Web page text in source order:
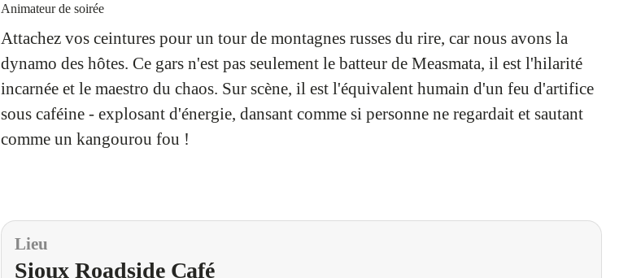
Animateur de soirée
Attachez vos ceintures pour un tour de montagnes russes du rire, car nous avons la
dynamo des hôtes. Ce gars n'est pas seulement le batteur de Measmata, il est l'hilarité
incarnée et le maestro du chaos. Sur scène, il est l'équivalent humain d'un feu d'artifice
sous caféine - explosant d'énergie, dansant comme si personne ne regardait et sautant
comme un kangourou fou !
Organisateur & Lieu
Lieu
Sioux Roadside Café